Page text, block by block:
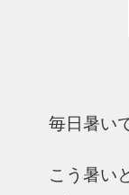
毎日暑い
こう暑い